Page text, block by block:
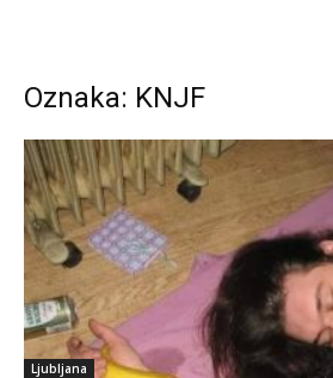
Oznaka: KNJF
Ljubljana